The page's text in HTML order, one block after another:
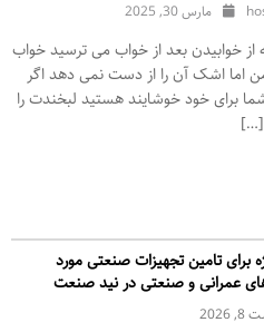
مارس 30, 2025
خوابیدن بعد از خواب می ترسید خواب
اما اشک آن را از دست نمی دهد اگر
برای خود خوشایند هستید لبخندت را
[…]
برای تامین تجهیزات صنعتی مورد
عمرانی و صنعتی در نید صنعت
2026